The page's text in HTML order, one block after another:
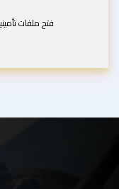
فتح ملفات